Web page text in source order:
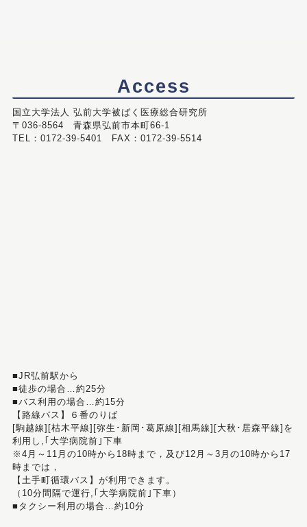
Access
国立大学法人 弘前大学被ばく医療総合研究所
〒036-8564 青森県弘前市本町66-1
TEL：0172-39-5401 FAX：0172-39-5514
■JR弘前駅から
■徒歩の場合…約25分
■バス利用の場合…約15分
【路線バス】６番のりば
[駒越線][枯木平線][弥生･新岡･葛原線][相馬線][大秋･居森平線]を
利用し,｢大学病院前｣下車
※4月～11月の10時から18時まで，及び12月～3月の10時から17
時までは，
【土手町循環バス】が利用できます。
（10分間隔で運行,｢大学病院前｣下車）
■タクシー利用の場合…約10分